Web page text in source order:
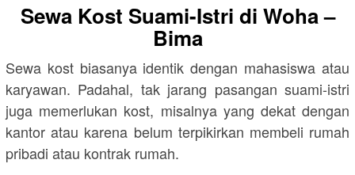
Sewa Kost Suami-Istri di Woha –
Bima
Sewa kost biasanya identik dengan mahasiswa atau
karyawan. Padahal, tak jarang pasangan suami-istri
juga memerlukan kost, misalnya yang dekat dengan
kantor atau karena belum terpikirkan membeli rumah
pribadi atau kontrak rumah.